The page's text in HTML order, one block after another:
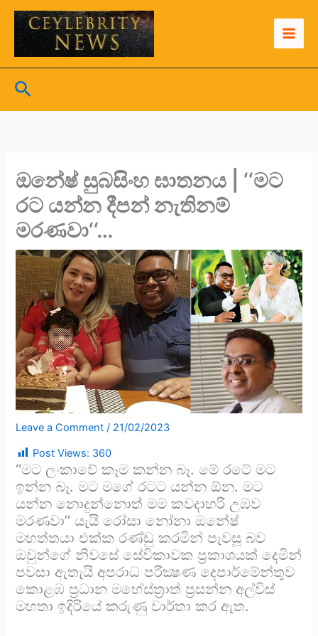
Skip
content
Search
ඔනේෂ් සුබසිංහ ඝාතනය | ‘‘මට
රට යන්න දීපන් නැතිනම්
මරණවා‘‘…
Leave a Comment / 21/02/2023
Post Views: 360
‘‘මට ලංකාවේ කෑම කන්න බෑ. මේ රටේ මට
ඉන්න බෑ. මට මගේ රටට යන්න ඕන. මට
යන්න නොදුන්නොත් මම කවදාහරි උඹව
මරණවා’’ යැයි රෝසා නෝනා ඔනේෂ්
මහත්තයා එක්ක රණ්ඩු කරමින් පැවසූ බව
ඔවුන්ගේ නිවසේ සේවිකාවක ප්‍රකාශයක් දෙමින්
පවසා ඇතැයි අපරාධ පරීක්‍ෂණ දෙපාර්මේන්තුව
කොළඹ ප්‍රධාන මහේස්ත්‍රාත් ප්‍රසන්න අල්විස්
මහතා ඉදිරියේ කරුණු වාර්තා කර ඇත.